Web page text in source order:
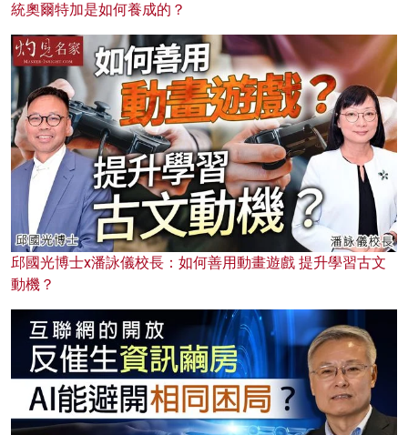
統奧爾特加是如何養成的？
邱國光博士x潘詠儀校長：如何善用動畫遊戲 提升學習古文
動機？